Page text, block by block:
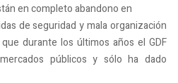
en completo abandono en
de seguridad y mala organización
durante los últimos años el GDF
públicos y sólo ha dado